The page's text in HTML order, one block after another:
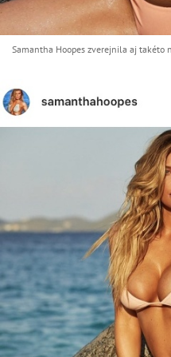
Samantha Hoopes zverejnila aj takéto